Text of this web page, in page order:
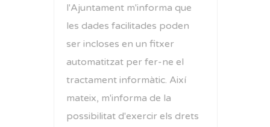
l'Ajuntament m'informa que
les dades facilitades poden
ser incloses en un fitxer
automatitzat per fer-ne el
tractament informàtic. Així
mateix, m'informa de la
possibilitat d'exercir els drets